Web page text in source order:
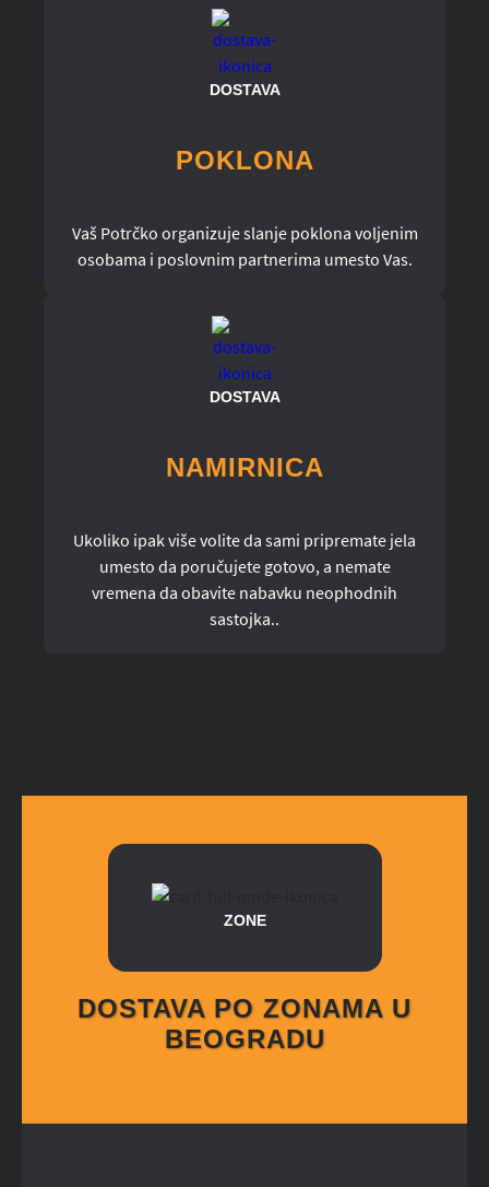
DOSTAVA
POKLONA
Vaš Potrčko organizuje slanje poklona voljenim
osobama i poslovnim partnerima umesto Vas.
DOSTAVA
NAMIRNICA
Ukoliko ipak više volite da sami pripremate jela
umesto da poručujete gotovo, a nemate
vremena da obavite nabavku neophodnih
sastojka..
ZONE
DOSTAVA PO ZONAMA U
BEOGRADU